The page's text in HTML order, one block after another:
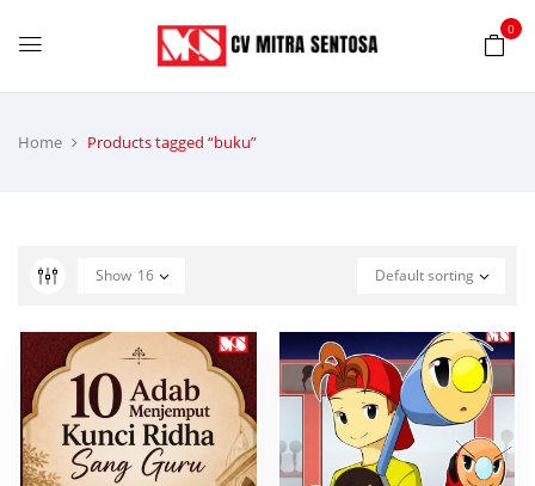
0
Home Products tagged “buku”
Default sorting
Show 16